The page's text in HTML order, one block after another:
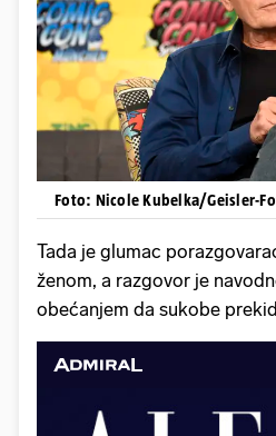
Foto: Nicole Kubelka/Geisler-
Tada je glumac
ženom, a razgovor je
obećanjem da sukobe